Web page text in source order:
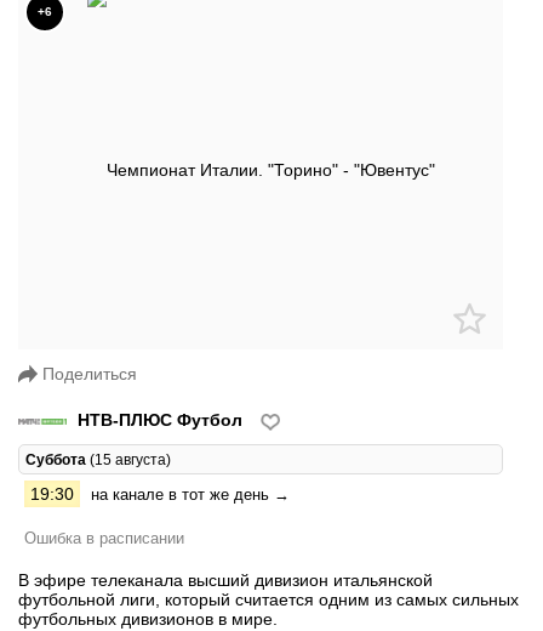
+6
Поделиться
НТВ-ПЛЮС Футбол
Суббота (15 августа)
19:30 на канале в тот же день →
Ошибка в расписании
В эфире телеканала высший дивизион итальянской
футбольной лиги, который считается одним из самых сильных
футбольных дивизионов в мире.